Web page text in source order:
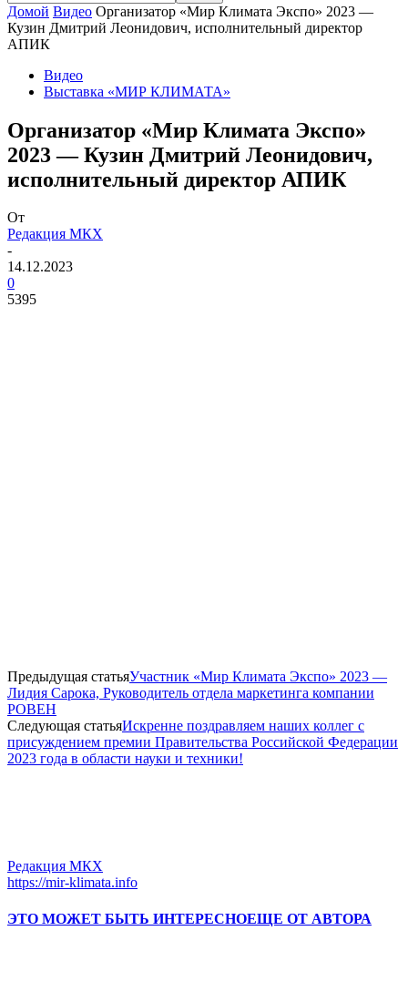
Домой Видео Организатор «Мир Климата Экспо» 2023 —
Кузин Дмитрий Леонидович, исполнительный директор
АПИК
Видео
Выставка «МИР КЛИМАТА»
Организатор «Мир Климата Экспо»
2023 — Кузин Дмитрий Леонидович,
исполнительный директор АПИК
От
Редакция МКХ
-
14.12.2023
0
5395
Предыдущая статьяУчастник «Мир Климата Экспо» 2023 —
Лидия Сарока, Руководитель отдела маркетинга компании
РОВЕН
Следующая статьяИскренне поздравляем наших коллег с
присуждением премии Правительства Российской Федерации
2023 года в области науки и техники!
Редакция МКХ
https://mir-klimata.info
ЭТО МОЖЕТ БЫТЬ ИНТЕРЕСНОЕЩЕ ОТ АВТОРА